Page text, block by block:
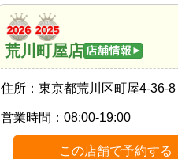
荒川町屋店
住所： 東京都荒川区町屋4-36-8
営業時間： 08:00-19:00
この店舗で予約する